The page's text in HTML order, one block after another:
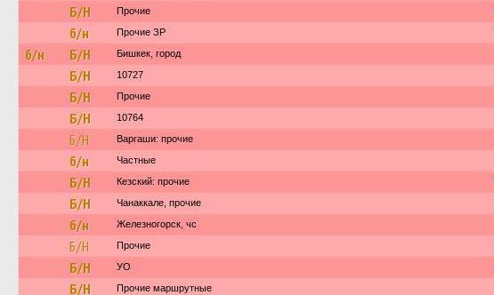
Б/Н Прочие
б/н Прочие ЗР
б/н Б/Н Бишкек, город
Б/Н 10727
Б/Н Прочие
Б/Н 10764
Б/Н Варгаши: прочие
б/н Частные
Б/Н Кезский: прочие
Б/Н Чанаккале, прочие
б/н Железногорск, чс
Б/Н Прочие
Б/Н УО
Б/Н Прочие маршрутные